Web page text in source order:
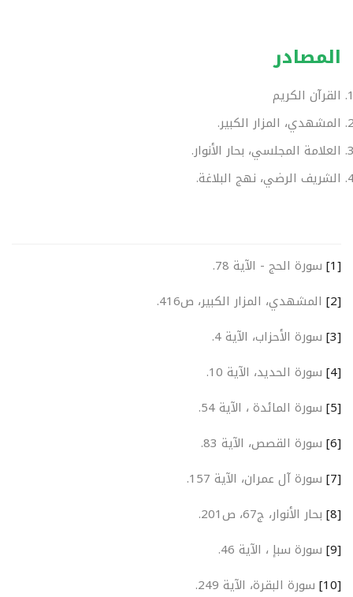
المصادر
القرآن الكريم
المشهدي، المزار الكبير.
العلامة المجلسي، بحار الأنوار.
الشريف الرضي، نهج البلاغة.
[1]
سورة الحج - الآية 78.
[2]
المشهدي، المزار الكبير، ص416.
[3]
سورة الأحزاب، الآية 4.
[4]
سورة الحديد، الآية 10.
[5]
سورة المائدة ، الآية 54.
[6]
سورة القصص، الآية 83.
[7]
سورة آل عمران، الآية 157.
[8]
بحار الأنوار، ج67، ص201.
[9]
سورة سبإ ، الآية 46.
[10]
سورة البقرة، الآية 249.